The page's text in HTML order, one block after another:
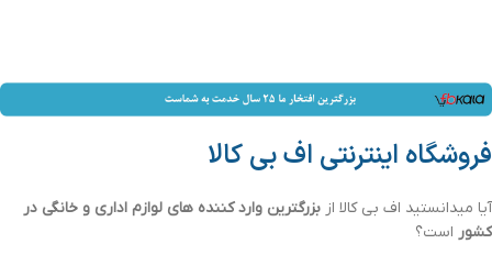
فروشگاه اینترنتی اف بی کالا
آیا میدانستید اف بی کالا از بزرگترین وارد کننده های لوازم اداری و خانگی در
کشور است؟